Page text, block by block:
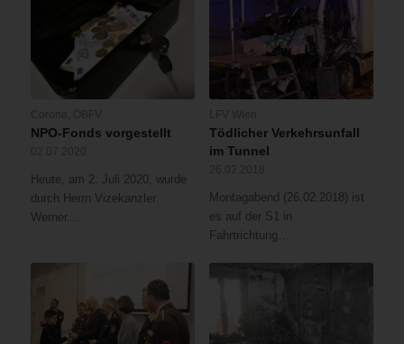
NPO-Fonds vorgestellt
Heute, am 2. Juli 2020, wurde
durch Herrn Vizekanzler
Werner…
Tödlicher Verkehrsunfall
im Tunnel
Montagabend (26.02.2018) ist
es auf der S1 in
Fahrtrichtung…